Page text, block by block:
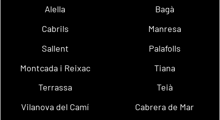
Alella
Bagà
Cabrils
Manresa
Sallent
Palafolls
Montcada i Reixac
Tiana
Terrassa
Teià
Vilanova del Camí
Cabrera de Mar